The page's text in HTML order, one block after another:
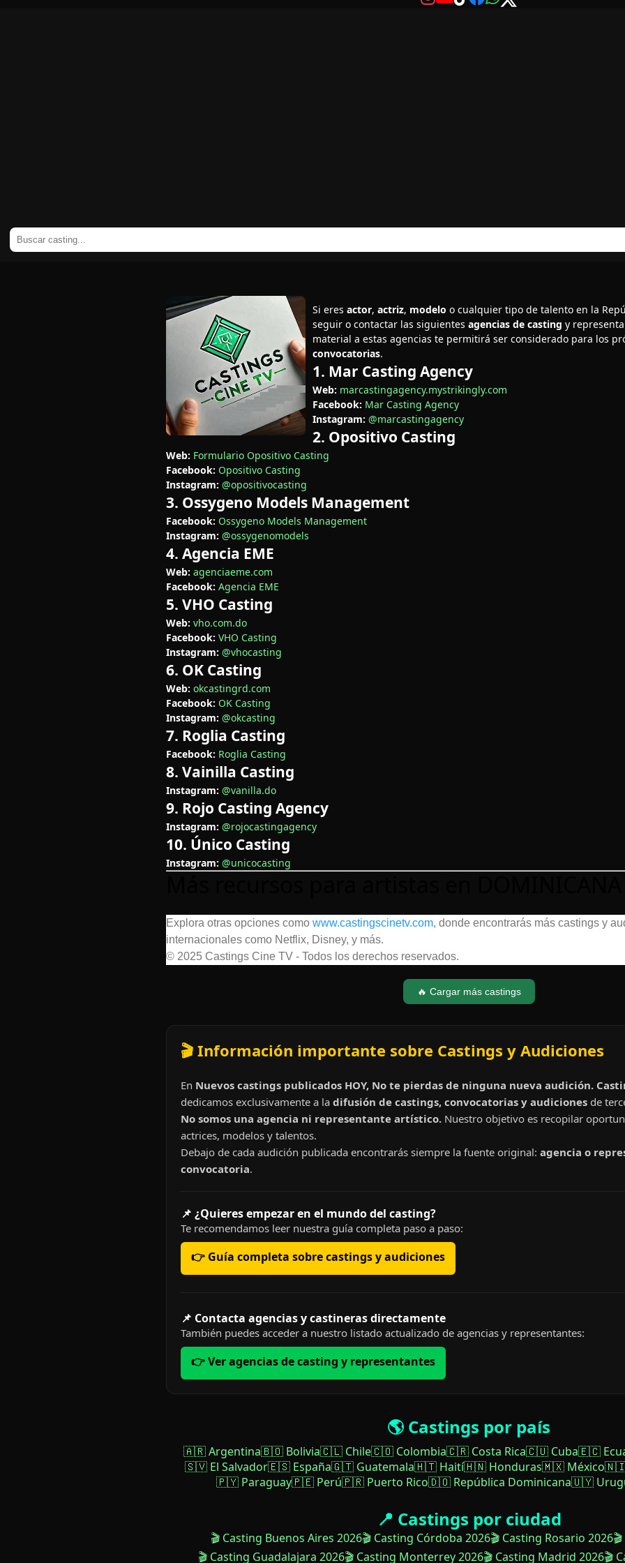
Si eres actor, actriz, modelo o cualquier tipo de talento en la
seguir o contactar las siguientes agencias de casting y
material a estas agencias te permitirá ser considerado para los
convocatorias.
1. Mar Casting Agency
Web: marcastingagency.mystrikingly.com
Facebook: Mar Casting Agency
Instagram: @marcastingagency
2. Opositivo Casting
Web: Formulario Opositivo Casting
Facebook: Opositivo Casting
Instagram: @opositivocasting
3. Ossygeno Models Management
Facebook: Ossygeno Models Management
Instagram: @ossygenomodels
4. Agencia EME
Web: agenciaeme.com
Facebook: Agencia EME
5. VHO Casting
Web: vho.com.do
Facebook: VHO Casting
Instagram: @vhocasting
6. OK Casting
Web: okcastingrd.com
Facebook: OK Casting
Instagram: @okcasting
7. Roglia Casting
Facebook: Roglia Casting
8. Vainilla Casting
Instagram: @vanilla.do
9. Rojo Casting Agency
Instagram: @rojocastingagency
10. Único Casting
Instagram: @unicocasting
Explora otras opciones como www.castingscinetv.com, donde encontrarás más castings y
internacionales como Netflix, Disney, y más.
© 2025 Castings Cine TV - Todos los derechos reservados.
🔥 Cargar más castings
🎬 Información importante sobre Castings y Audiciones
En Nuevos castings publicados HOY, No te pierdas de ninguna nueva audición.
dedicamos exclusivamente a la difusión de castings, convocatorias y audiciones de
No somos una agencia ni representante artístico. Nuestro objetivo es recopilar
actrices, modelos y talentos.
Debajo de cada audición publicada encontrarás siempre la fuente original: agencia o
convocatoria.
📌 ¿Quieres empezar en el mundo del casting?
Te recomendamos leer nuestra guía completa paso a paso:
👉 Guía completa sobre castings y audiciones
📌 Contacta agencias y castineras directamente
También puedes acceder a nuestro listado actualizado de agencias y representantes:
👉 Ver agencias de casting y representantes
🌎 Castings por país
🇦🇷 Argentina🇧🇴 Bolivia🇨🇱 Chile🇨🇴 Colombia🇨🇷 Costa Rica🇨🇺 Cuba🇪🇨
🇸🇻 El Salvador🇪🇸 España🇬🇹 Guatemala🇭🇹 Haití🇭🇳 Honduras🇲🇽 México🇳🇮
🇵🇾 Paraguay🇵🇪 Perú🇵🇷 Puerto Rico🇩🇴 República Dominicana🇺🇾
📍 Castings por ciudad
🎬 Casting Buenos Aires 2026🎬 Casting Córdoba 2026🎬 Casting Rosario 2026
🎬 Casting Guadalajara 2026🎬 Casting Monterrey 2026🎬 Casting Madrid 2026🎬